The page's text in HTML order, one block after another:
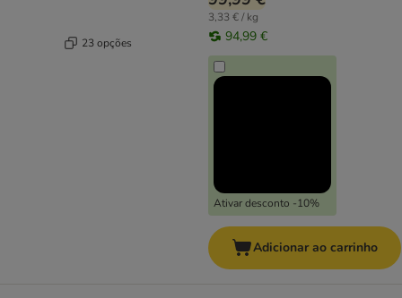
23 opções
3,33 € / kg
94,99 €
Ativar desconto -10%
Adicionar ao carrinho